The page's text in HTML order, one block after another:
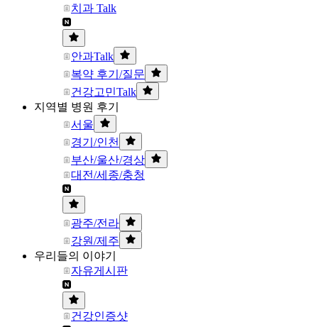
치과 Talk
안과Talk
복약 후기/질문
건강고민Talk
지역별 병원 후기
서울
경기/인천
부산/울산/경상
대전/세종/충청
광주/전라
강원/제주
우리들의 이야기
자유게시판
건강인증샷